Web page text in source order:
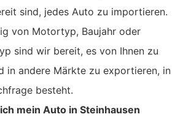
sind, jedes Auto zu importieren.
von Motortyp, Baujahr oder
sind wir bereit, es von Ihnen zu
in andere Märkte zu exportieren, in
besteht.
mein Auto in Steinhausen